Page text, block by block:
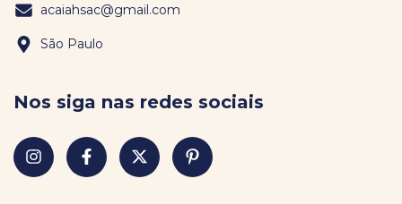
acaiahsac@gmail.com
São Paulo
Nos siga nas redes sociais